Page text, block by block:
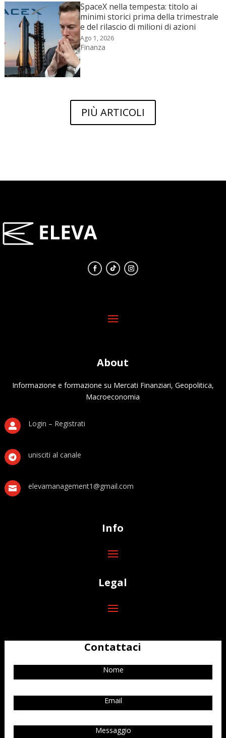
SpaceX nella tempesta: titolo ai
minimi storici prima della trimestrale
e del rilascio di milioni di azioni
Ago 1, 2026
Finanza
PIÙ ARTICOLI
About
Informazione e formazione su Mercati Finanziari, Geopolitica,
Macroeconomia
 Login – Registrati
 unisciti al canale
 elevamanagement1@gmail.com
Info
Legal
Contattaci